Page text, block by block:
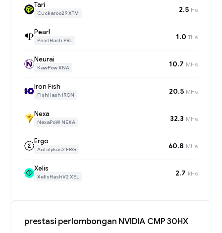
Tari
Cuckaroo29 XTM 2.5 H/s
Pearl
PearlHash PRL 1.0 TH/s
Neurai
KawPow XNA 10.7 MH/s
Iron Fish
FishHash IRON 20.5 MH/s
Nexa
NexaPoW NEXA 32.3 MH/s
Ergo
Autolykos2 ERG 60.8 MH/s
Xelis
XelisHashV2 XEL 2.7 kH/s
prestasi perlombongan NVIDIA CMP 30HX